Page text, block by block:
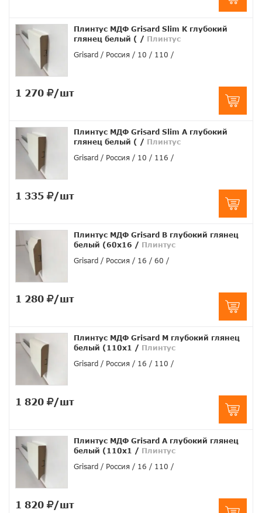
Плинтус МДФ Grisard Slim K глубокий
глянец белый ( / Плинтус
Grisard
Россия 10 110
1 270 /шт
Плинтус МДФ Grisard Slim A глубокий
глянец белый ( / Плинтус
Grisard
Россия 10 116
1 335 /шт
Плинтус МДФ Grisard B глубокий глянец
белый (60x16 / Плинтус
Grisard
Россия 16 60
1 280 /шт
Плинтус МДФ Grisard M глубокий глянец
белый (110x1 / Плинтус
Grisard
Россия 16 110
1 820 /шт
Плинтус МДФ Grisard A глубокий глянец
белый (110x1 / Плинтус
Grisard
Россия 16 110
1 820 /шт